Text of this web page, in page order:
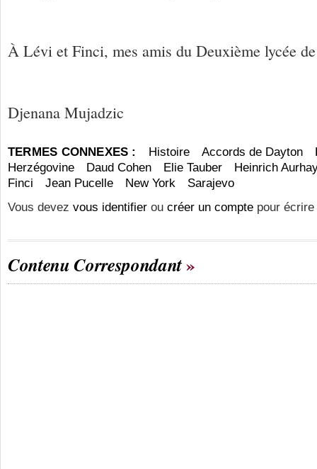
À Lévi et Finci, mes amis du Deuxième lycée
Djenana Mujadzic
TERMES CONNEXES : Histoire Accords de Dayton
Herzégovine
Daud Cohen Elie Tauber
Heinrich
Finci
Jean Pucelle New York
Sarajevo
Vous devez vous identifier ou créer un compte pour
Contenu Correspondant